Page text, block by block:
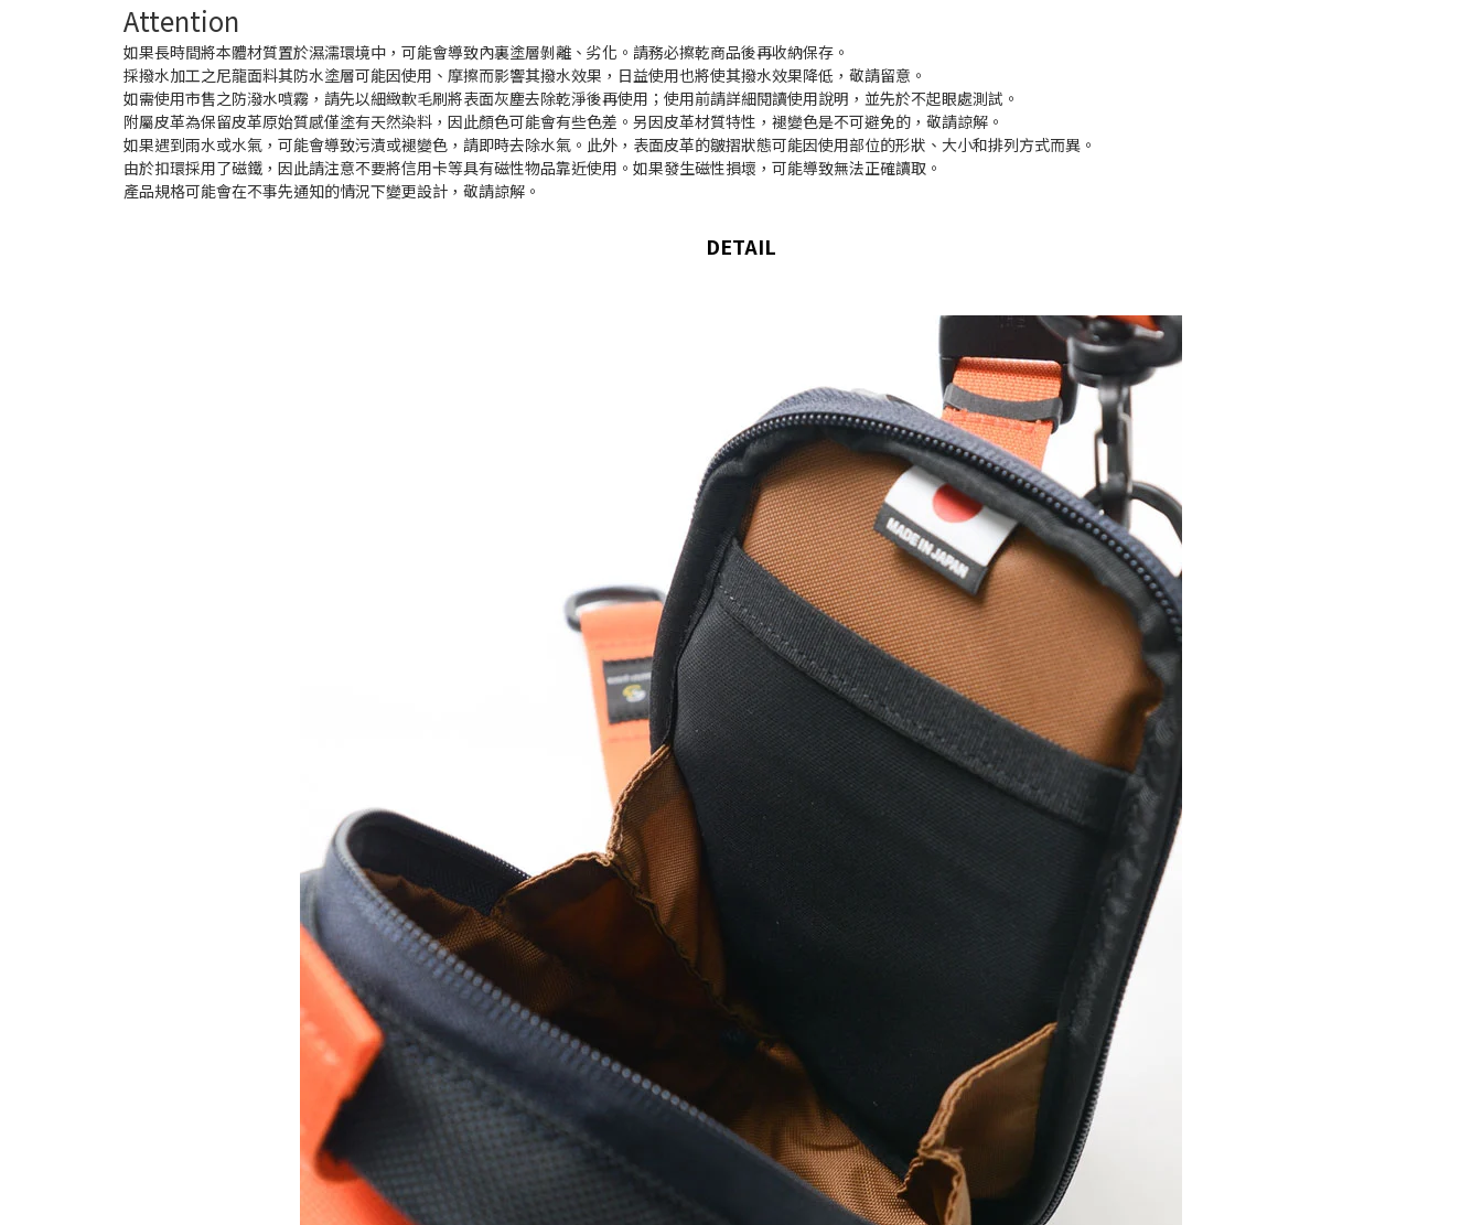
Attention
如果長時間將本體材質置於濕濡環境中，可能會導致內裏塗層剝離、劣化。請務必擦乾商品後再收納保存。
採撥水加工之尼龍面料其防水塗層可能因使用、摩擦而影響其撥水效果，日益使用也將使其撥水效果降低，敬請留意。
如需使用市售之防潑水噴霧，請先以細緻軟毛刷將表面灰塵去除乾淨後再使用；使用前請詳細閱讀使用說明，並先於不起眼處測試。
附屬皮革為保留皮革原始質感僅塗有天然染料，因此顏色可能會有些色差。另因皮革材質特性，褪變色是不可避免的，敬請諒解。
如果遇到雨水或水氣，可能會導致污漬或褪變色，請即時去除水氣。此外，表面皮革的皺摺狀態可能因使用部位的形狀、大小和排列方式而異。
由於扣環採用了磁鐵，因此請注意不要將信用卡等具有磁性物品靠近使用。如果發生磁性損壞，可能導致無法正確讀取。
產品規格可能會在不事先通知的情況下變更設計，敬請諒解。
DETAIL